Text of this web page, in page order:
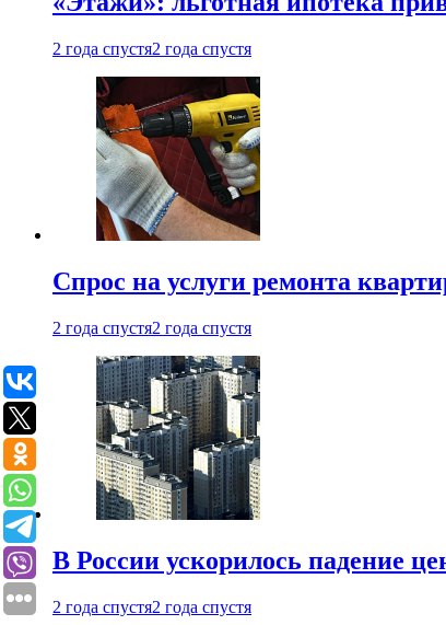
2 года спустя2 года спустя
Спрос на услуги ремонта
2 года спустя2 года спустя
В России ускорилось падение
2 года спустя2 года спустя